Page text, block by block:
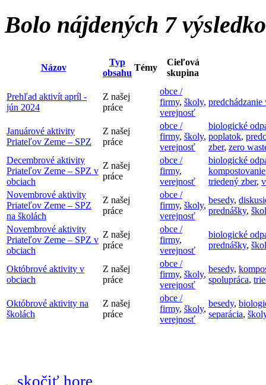
Bolo nájdených 7
Názov
Typ
obsahu
Témy
Cieľová
skupina
Prehľad aktivít apríl -
jún 2024
Z našej
práce
obce /
firmy, školy,
verejnosť
Januárové aktivity
Priateľov Zeme – SPZ
Z našej
práce
obce /
firmy, školy,
verejnosť
biologické
poplatok,
zber, zero
Decembrové aktivity
Priateľov Zeme – SPZ v
obciach
Z našej
práce
obce /
firmy,
verejnosť
biologické
kompostovanie
triedený zber,
Novembrové aktivity
Priateľov Zeme – SPZ
na školách
Z našej
práce
obce /
firmy, školy,
verejnosť
besedy,
prednášky,
Novembrové aktivity
Priateľov Zeme – SPZ v
obciach
Z našej
práce
obce /
firmy,
verejnosť
biologické
prednášky,
Októbrové aktivity v
obciach
Z našej
práce
obce /
firmy, školy,
verejnosť
besedy,
spolupráca,
Októbrové aktivity na
školách
Z našej
práce
obce /
firmy, školy,
verejnosť
besedy,
separácia,
...skočiť hore